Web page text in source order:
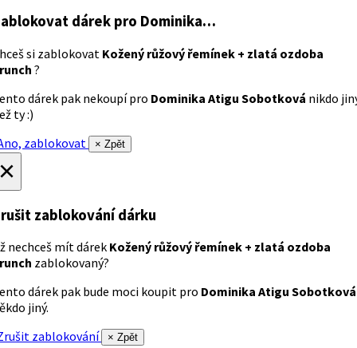
dárek pro Dominika…
si zablokovat Kožený růžový řemínek + zlatá ozdoba
?
dárek pak nekoupí pro Dominika Atigu Sobotková nikdo
ty :)
zablokovat
× Zpět
zablokování dárku
nechceš mít dárek Kožený růžový řemínek + zlatá ozdoba
zablokovaný?
dárek pak bude moci koupit pro Dominika Atigu Sobotková
jiný.
zablokování
× Zpět